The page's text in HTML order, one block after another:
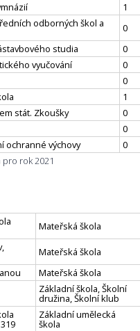
1
odborných škol a
0
studia
0
vyučování
0
0
1
stát. Zkoušky
0
0
ochranné výchovy
0
pro rok 2021
Mateřská škola
Mateřská škola
Mateřská škola
Základní škola, Školní
družina, Školní klub
Základní umělecká
škola